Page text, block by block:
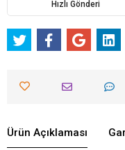
Hızlı Gönderi
Ürün Açıklaması